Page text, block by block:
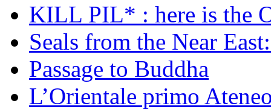
KILL PIL* : here is the
Seals from the Near
Passage to Buddha
L’Orientale primo